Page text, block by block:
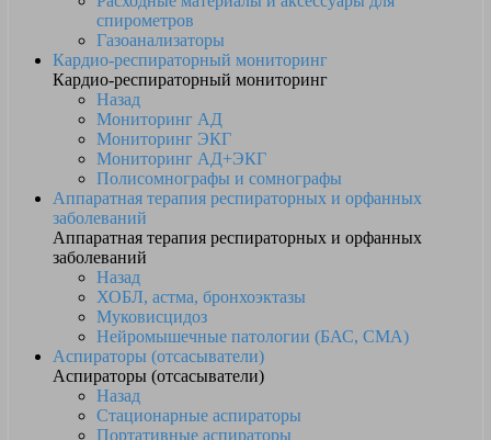
спирометров
Газоанализаторы
Кардио-респираторный мониторинг
Кардио-респираторный мониторинг
Назад
Мониторинг АД
Мониторинг ЭКГ
Мониторинг АД+ЭКГ
Полисомнографы и сомнографы
Аппаратная терапия респираторных и орфанных
заболеваний
Аппаратная терапия респираторных и орфанных
заболеваний
Назад
ХОБЛ, астма, бронхоэктазы
Муковисцидоз
Нейромышечные патологии (БАС, СМА)
Аспираторы (отсасыватели)
Аспираторы (отсасыватели)
Назад
Стационарные аспираторы
Портативные аспираторы